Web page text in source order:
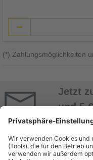
(*) Zahlungsmöglichkeiten
Jetzt
und 5
* Alle Daten werden vertraulich
Kundenkonto! Mindestbestellwert 50